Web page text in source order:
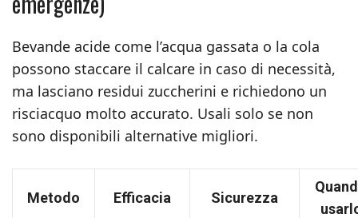
Bevande acide come l’acqua gassata o la cola
possono staccare il calcare in caso di necessità,
ma lasciano residui zuccherini e richiedono un
risciacquo molto accurato. Usali solo se non
sono disponibili alternative migliori.
Metodo Efficacia Sicurezza